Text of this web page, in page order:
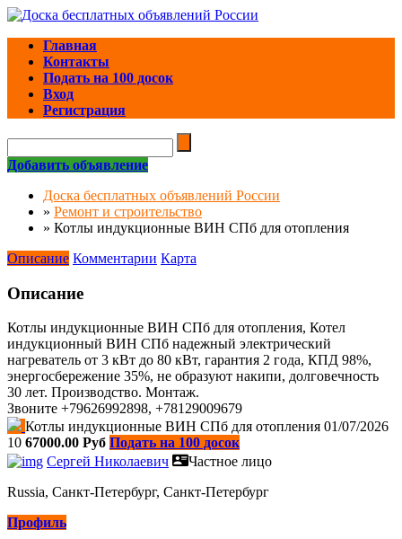
Главная
Контакты
Подать на 100 досок
Вход
Регистрация
Добавить объявление
Доска бесплатных объявлений России
» Ремонт и строительство
» Котлы индукционные ВИН СПб для отопления
Описание Комментарии Карта
Описание
Котлы индукционные ВИН СПб для отопления, Котел
индукционный ВИН СПб надежный электрический
нагреватель от 3 кВт до 80 кВт, гарантия 2 года, КПД 98%,
энергосбережение 35%, не образуют накипи, долговечность
30 лет. Производство. Монтаж.
Звоните +79626992898, +78129009679
Котлы индукционные ВИН СПб для отопления 01/07/2026
10 67000.00 Руб Подать на 100 досок
Сергей Николаевич
Частное лицо
Russia, Санкт-Петербург, Санкт-Петербург
Профиль